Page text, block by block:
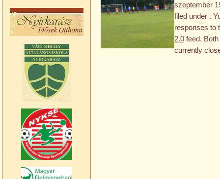
szeptember
filed under .
responses to
2.0 feed.
currently